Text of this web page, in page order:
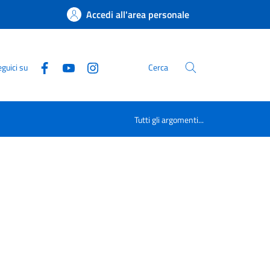
Accedi all'area personale
su Cerca
Tutti gli argomenti...